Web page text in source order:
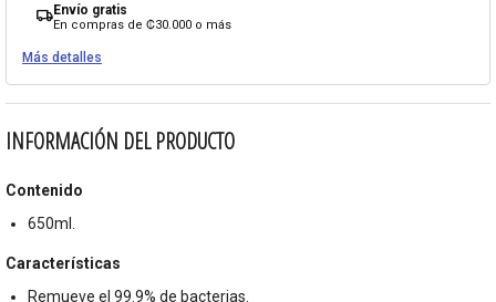
local_shippingEnvío gratis
En compras de ₡30.000 o más
Más detalles
INFORMACIÓN DEL PRODUCTO
Contenido
650ml.
Características
Remueve el 99.9% de bacterias.